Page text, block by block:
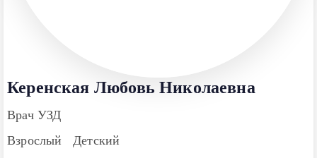
Керенская Любовь Николаевна
Врач УЗД
Взрослый Детский